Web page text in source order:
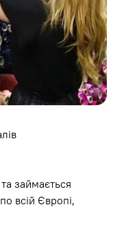
займається
всій Європі,